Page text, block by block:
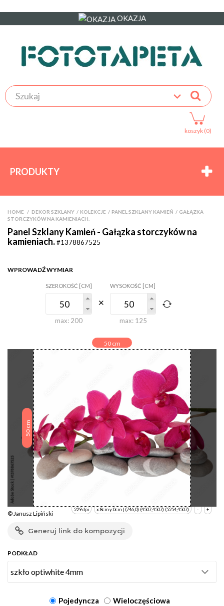
OKAZJA
koszyk (0)
PRODUKTY
HOME DEKOR SZKLANY >KOLEKCJE >PANEL SZKLANY KAMIEŃ >GAŁĄZKA
STORCZYKÓW NA KAMIENIACH.
Panel Szklany Kamień - Gałązka storczyków na
kamieniach.#1378867525
50cm
50
cm
+
-
x:8cm y:0cm | (746,0) (4507,4507) (5254,4507)
229 dpi
© Janusz Lipiński
Generuj link do kompozycji
WPROWADŹ WYMIAR
SZEROKOŚĆ [CM]
max: 200
WYSOKOŚĆ [CM]
max: 125
PODKŁAD
Pojedyncza Wieloczęściowa